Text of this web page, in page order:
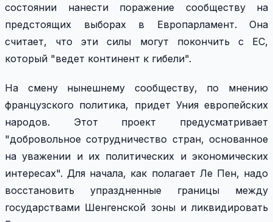
состоянии нанести поражение сообществу на
предстоящих выборах в Европарламент. Она
считает, что эти силы могут покончить с ЕС,
который "ведет континент к гибели".
На смену нынешнему сообществу, по мнению
французского политика, придет Уния европейских
народов. Этот проект предусматривает
"добровольное сотрудничество стран, основанное
на уважении и их политических и экономических
интересах". Для начала, как полагает Ле Пен, надо
восстановить упраздненные границы между
государствами Шенгенской зоны и ликвидировать